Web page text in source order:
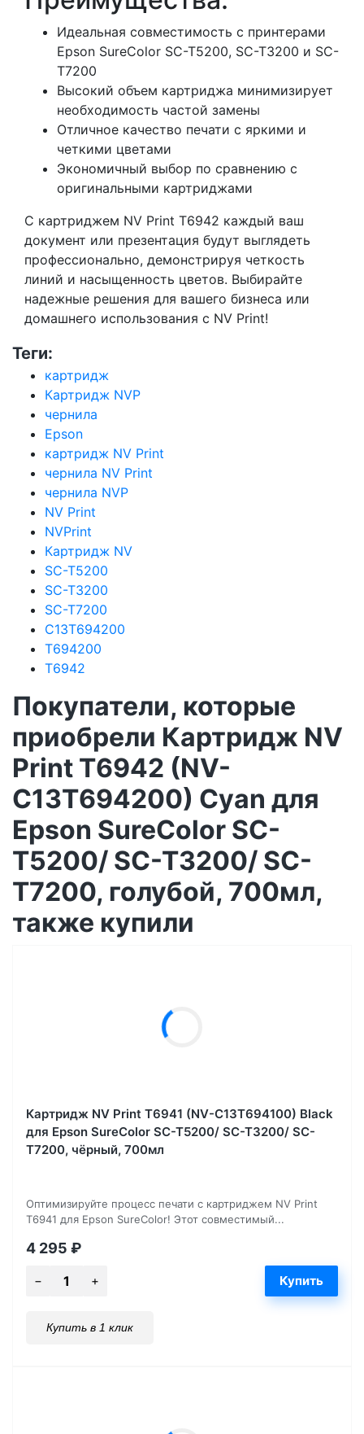
Идеальная совместимость с принтерами
Epson SureColor SC-T5200, SC-T3200 и SC-
T7200
Высокий объем картриджа минимизирует
необходимость частой замены
Отличное качество печати с яркими и
четкими цветами
Экономичный выбор по сравнению с
оригинальными картриджами
С картриджем NV Print T6942 каждый ваш
документ или презентация будут выглядеть
профессионально, демонстрируя четкость
линий и насыщенность цветов. Выбирайте
надежные решения для вашего бизнеса или
домашнего использования с NV Print!
Теги:
картридж
Картридж NVP
чернила
Epson
картридж NV Print
чернила NV Print
чернила NVP
NV Print
NVPrint
Картридж NV
SC-T5200
SC-T3200
SC-T7200
C13T694200
T694200
T6942
Покупатели, которые
приобрели Картридж NV
Print T6942 (NV-
C13T694200) Cyan для
Epson SureColor SC-
T5200/ SC-T3200/ SC-
T7200, голубой, 700мл,
также купили
Картридж NV Print T6941 (NV-C13T694100) Black
для Epson SureColor SC-T5200/ SC-T3200/ SC-
T7200, чёрный, 700мл
Оптимизируйте процесс печати с картриджем NV Print
T6941 для Epson SureColor! Этот совместимый...
4 295 ₽
Купить в 1 клик